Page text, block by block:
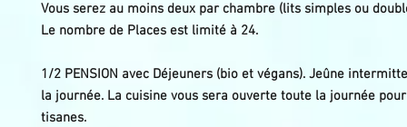
Vous serez au moins deux par chambre (lits simples ou
Le nombre de Places est limité à 24.
1/2 PENSION avec Déjeuners (bio et végans). Jeûne
la journée. La cuisine vous sera ouverte toute la journée
tisanes.